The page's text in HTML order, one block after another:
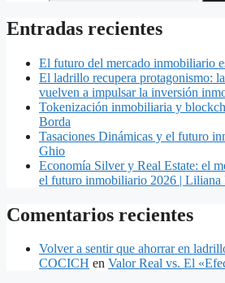
Entradas recientes
El futuro del mercado inmobiliario
El ladrillo recupera protagonismo:
vuelven a impulsar la inversión
Tokenización inmobiliaria y
Borda
Tasaciones Dinámicas y el futuro
Ghio
Economía Silver y Real Estate: el
el futuro inmobiliario 2026 | Liliana
Comentarios recientes
Volver a sentir que ahorrar en
COCICH en Valor Real vs. El